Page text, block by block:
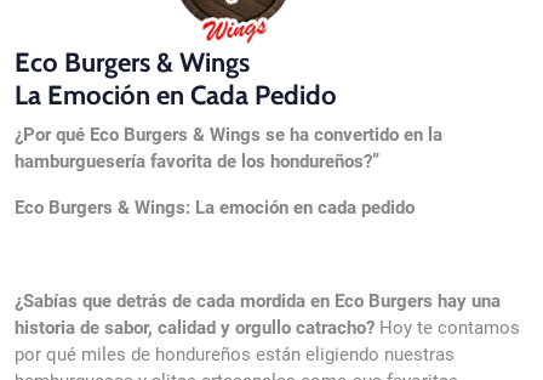
Eco Burgers & Wings
La Emoción en Cada Pedido
¿Por qué Eco Burgers & Wings se ha convertido en la
hamburguesería favorita de los hondureños?”
Eco Burgers & Wings: La emoción en cada pedido
¿Sabías que detrás de cada mordida en Eco Burgers hay una
historia de sabor, calidad y orgullo catracho? Hoy te contamos
por qué miles de hondureños están eligiendo nuestras